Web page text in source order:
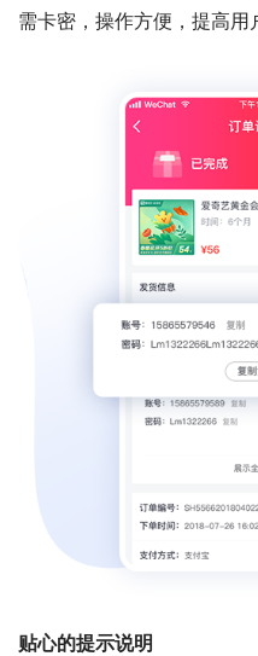
需卡密，操作方便，提高用
贴心的提示说明